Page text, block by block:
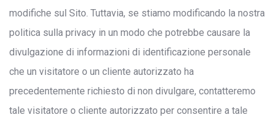
modifiche sul Sito. Tuttavia, se stiamo modificando la nostra
politica sulla privacy in un modo che potrebbe causare la
divulgazione di informazioni di identificazione personale
che un visitatore o un cliente autorizzato ha
precedentemente richiesto di non divulgare, contatteremo
tale visitatore o cliente autorizzato per consentire a tale